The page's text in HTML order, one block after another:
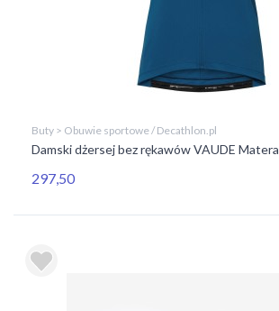
Buty > Obuwie sportowe / Decathlon.pl
Damski dżersej bez rękawów VAUDE Matera
297,50